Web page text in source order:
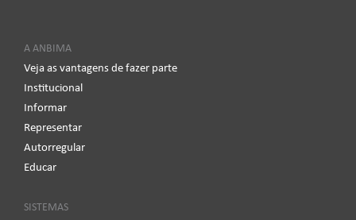
A ANBIMA
Veja as vantagens de fazer parte
Institucional
Informar
Representar
Autorregular
Educar
SISTEMAS